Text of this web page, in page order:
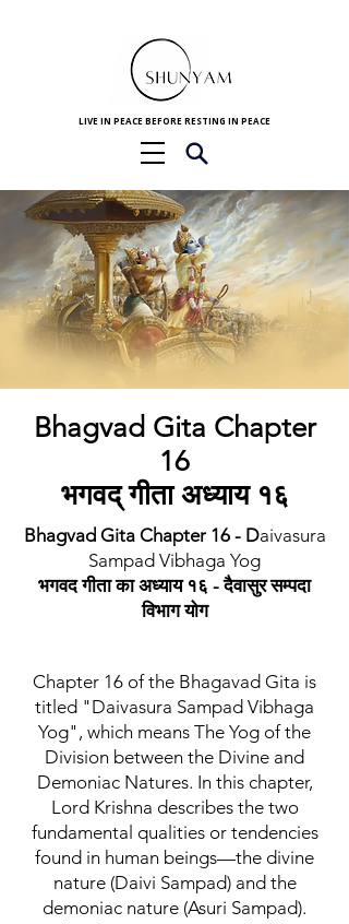
LIVE IN PEACE BEFORE RESTING IN PEACE
Bhagvad Gita Chapter
16
भगवद् गीता अध्याय १६
Bhagvad Gita Chapter 16 - Daivasura
Sampad Vibhaga Yog
भगवद गीता का अध्याय १६ - दैवासुर सम्पदा
विभाग योग
Chapter 16 of the Bhagavad Gita is
titled "Daivasura Sampad Vibhaga
Yog", which means The Yog of the
Division between the Divine and
Demoniac Natures. In this chapter,
Lord Krishna describes the two
fundamental qualities or tendencies
found in human beings—the divine
nature (Daivi Sampad) and the
demoniac nature (Asuri Sampad).